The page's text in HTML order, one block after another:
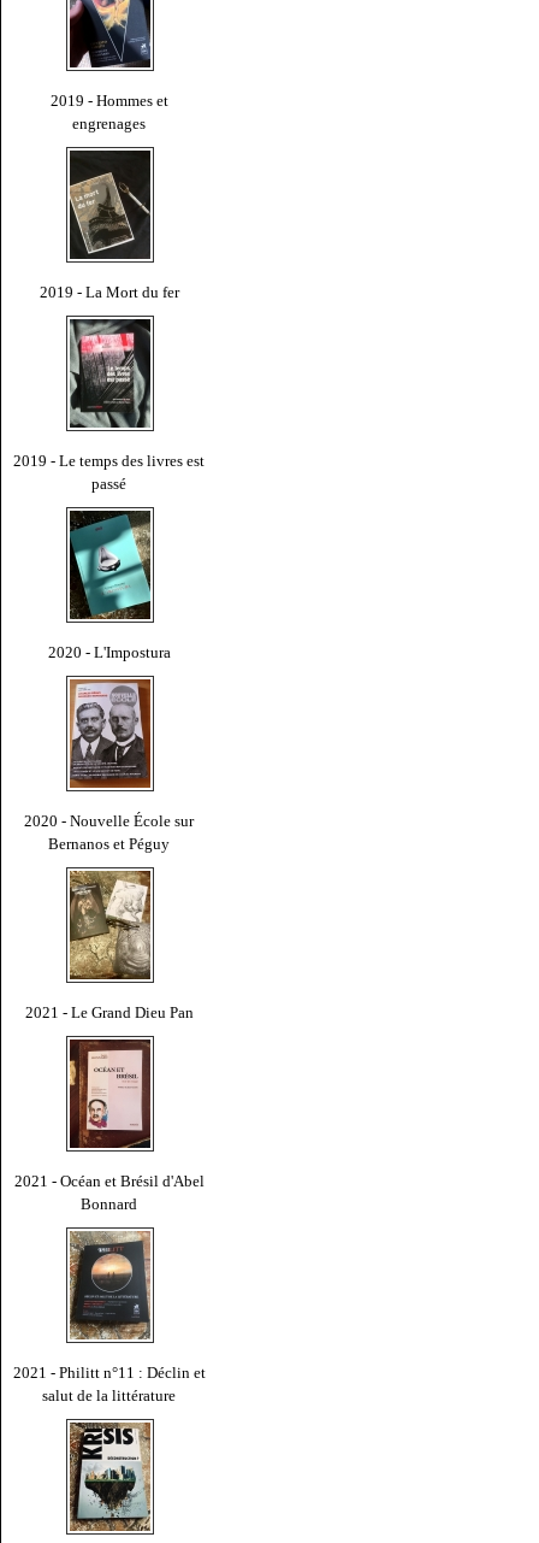
2019 - Hommes et
engrenages
2019 - La Mort du fer
2019 - Le temps des livres est
passé
2020 - L'Impostura
2020 - Nouvelle École sur
Bernanos et Péguy
2021 - Le Grand Dieu Pan
2021 - Océan et Brésil d'Abel
Bonnard
2021 - Philitt n°11 : Déclin et
salut de la littérature